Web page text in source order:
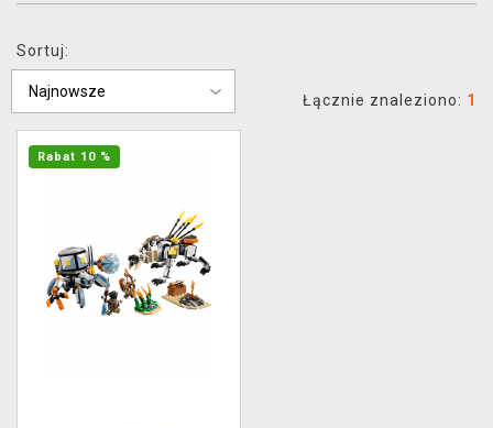
Sortuj:
Łącznie znaleziono: 1
Rabat 10 %